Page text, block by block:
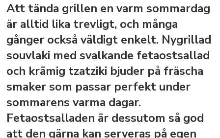
Att tända grillen en varm sommardag
är alltid lika trevligt, och många
gånger också väldigt enkelt. Nygrillad
souvlaki med svalkande fetaostsallad
och krämig tzatziki bjuder på fräscha
smaker som passar perfekt under
sommarens varma dagar.
Fetaostsalladen är dessutom så god
att den gärna kan serveras på egen